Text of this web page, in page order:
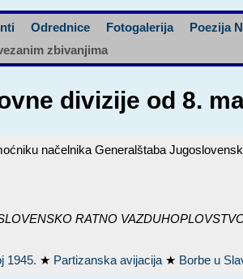
Odrednice Fotogalerija Poezija
zbivanjima
divizije od 8.
načelnika Generalštaba
RATNO
1945. ★ Partizanska avijacija ★ Borbe u